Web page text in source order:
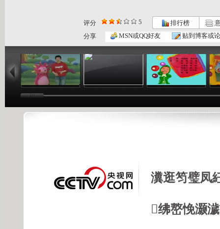
评分 5 排行榜
分享
MSN或QQ好友 贴到博客或
02:27
《智慧树》...
03:05
[智慧树]《...
02:42
瀵逛笉璧凤
绋嶅悗灏